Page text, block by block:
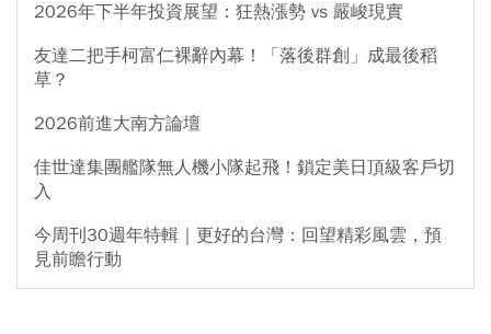
2026年下半年投資展望：狂熱漲勢 vs 嚴峻現實
友達二把手柯富仁裸辭內幕！「落後群創」成最後稻
草？
2026前進大南方論壇
佳世達集團艦隊無人機小隊起飛！鎖定美日頂級客戶切
入
今周刊30週年特輯｜更好的台灣：回望精彩風雲，預
見前瞻行動